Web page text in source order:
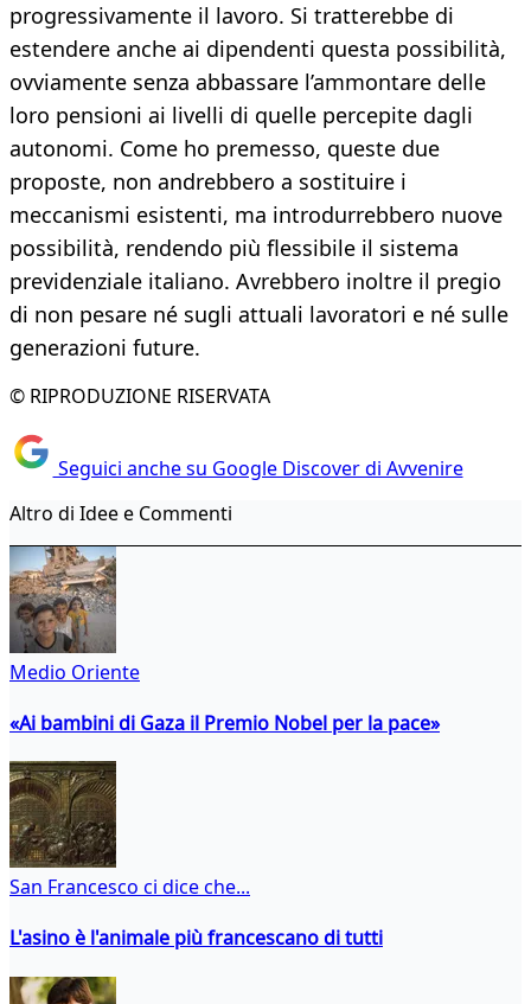
progressivamente il lavoro. Si tratterebbe di
estendere anche ai dipendenti questa possibilità,
ovviamente senza abbassare l’ammontare delle
loro pensioni ai livelli di quelle percepite dagli
autonomi. Come ho premesso, queste due
proposte, non andrebbero a sostituire i
meccanismi esistenti, ma introdurrebbero nuove
possibilità, rendendo più flessibile il sistema
previdenziale italiano. Avrebbero inoltre il pregio
di non pesare né sugli attuali lavoratori e né sulle
generazioni future.
© RIPRODUZIONE RISERVATA
Seguici anche su Google Discover di Avvenire
Altro di Idee e Commenti
Medio Oriente
«Ai bambini di Gaza il Premio Nobel per la pace»
San Francesco ci dice che...
L'asino è l'animale più francescano di tutti